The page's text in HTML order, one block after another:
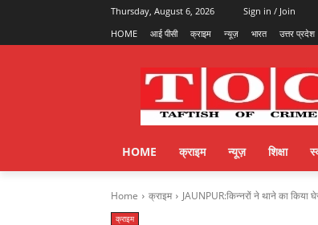
Thursday, August 6, 2026
Sign in / Join
HOME
आई पीसी क्राइम न्यूज़ भारत उत्तर प्रदेश
HOME क्राइम न्यूज़ शिक्षा
Home क्राइम JAUNPUR:किन्नरों ने थाने का किया
क्राइम